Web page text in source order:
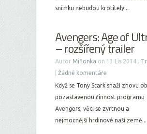
snímku nebudou krotitely...
Avengers: Age of
– rozšířený trailer
Autor Miňonka on 13 Lis 2014 ,
Žádné komentáře
Když se Tony Stark snaží znovu
pozastavenou činnost programu
Avengers, věci se zvrtnou a
nejmocnější hrdinové naší země...